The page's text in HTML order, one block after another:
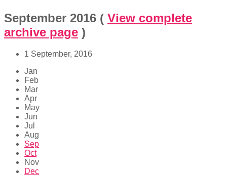
September 2016 ( View complete
archive page )
1 September, 2016
Jan
Feb
Mar
Apr
May
Jun
Jul
Aug
Sep
Oct
Nov
Dec